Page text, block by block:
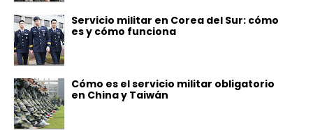
Servicio militar en Corea del Sur: cómo
es y cómo funciona
Cómo es el servicio militar obligatorio
en China y Taiwán